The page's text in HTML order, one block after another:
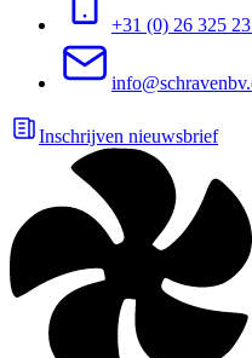
+31 (0) 26 325
Inschrijven nieuwsbrief